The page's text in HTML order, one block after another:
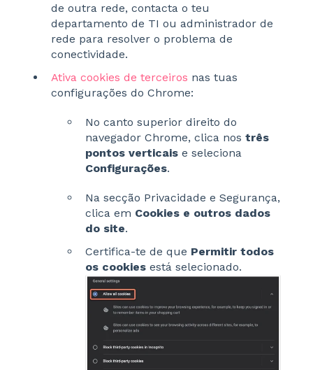
de outra rede, contacta o teu
departamento de TI ou administrador de
rede para resolver o problema de
conectividade.
Ativa cookies de terceiros nas tuas
configurações do Chrome:
No canto superior direito do
navegador Chrome, clica nos três
pontos verticais e seleciona
Configurações.
Na secção Privacidade e Segurança,
clica em Cookies e outros dados
do site.
Certifica-te de que Permitir todos
os cookies está selecionado.